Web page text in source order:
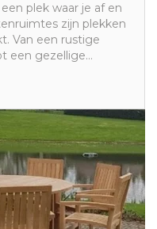
plek waar je af en
zijn plekken
Van een rustige
een gezellige
slimme zithoek